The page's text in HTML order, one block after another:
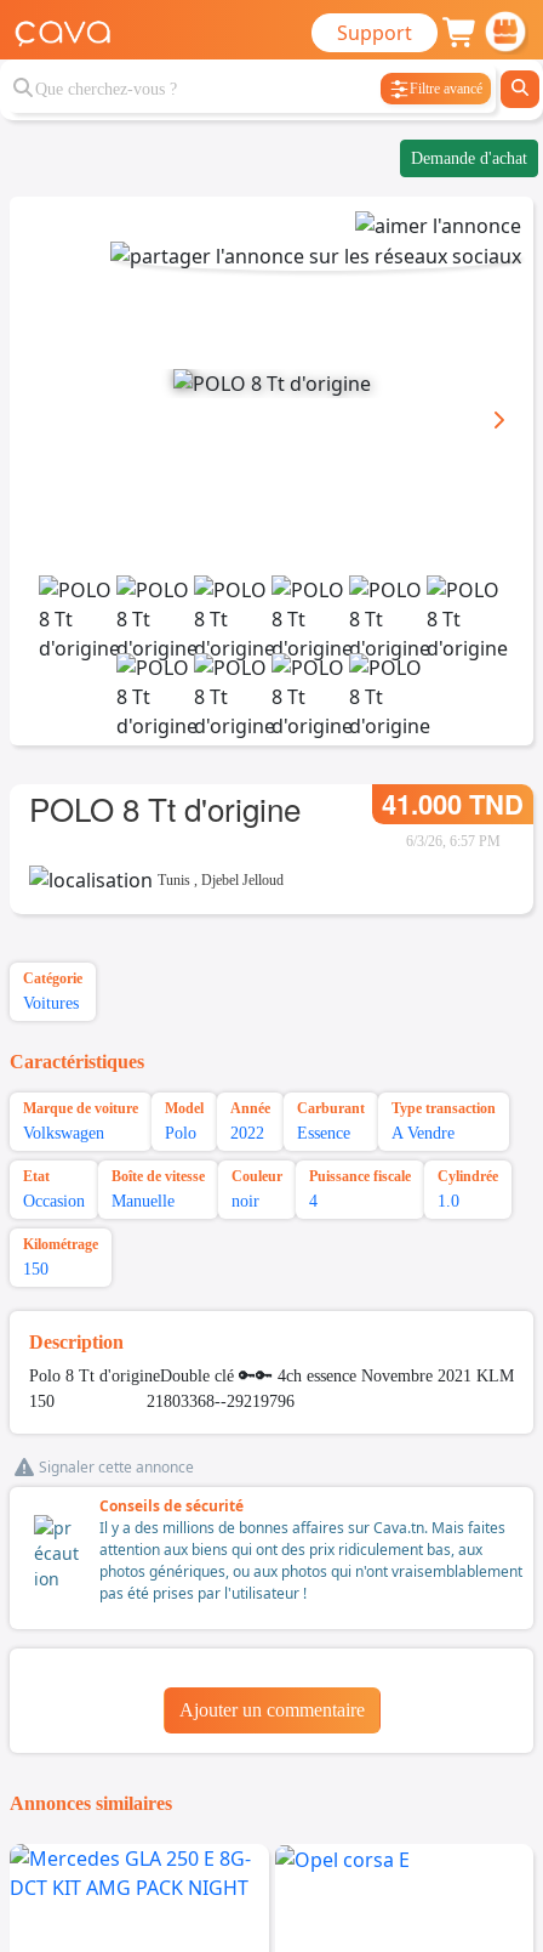
Support
Filtre avancé
Demande d'achat
POLO 8 Tt d'origine 41.000 TND
6/3/26, 6:57 PM
Tunis , Djebel Jelloud
Catégorie
Voitures
Caractéristiques
Marque de voiture
Volkswagen
Model
Polo
Année
2022
Carburant
Essence
Type transaction
A Vendre
Etat
Occasion
Boîte de vitesse
Manuelle
Couleur
noir
Puissance fiscale
4
Cylindrée
1.0
Kilométrage
150
Description
Polo 8 Tt d'origineDouble clé 🔑🔑 4ch essence Novembre 2021 KLM
150 21803368--29219796
Signaler cette annonce
Conseils de sécurité
Il y a des millions de bonnes affaires sur Cava.tn. Mais faites
attention aux biens qui ont des prix ridiculement bas, aux
photos génériques, ou aux photos qui n'ont vraisemblablement
pas été prises par l'utilisateur !
Ajouter un commentaire
Annonces similaires